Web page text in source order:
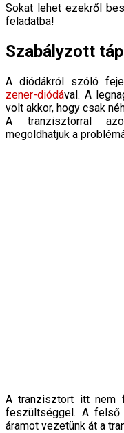
Sokat lehet ezekről
feladatba!
Szabályzott
A diódákról szóló
zener-diódával. A
volt akkor, hogy csak
A tranzisztorral
megoldhatjuk a
A tranzisztort itt nem
feszültséggel. A felső
áramot vezetünk át a